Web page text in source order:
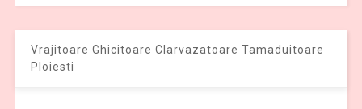
Vrajitoare Ghicitoare Clarvazatoare Tamaduitoare
Ploiesti